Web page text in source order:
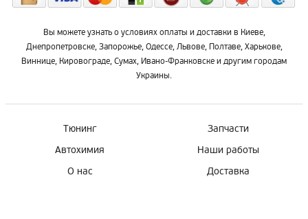
Вы можете узнать о условиях оплаты и доставки в Киеве,
Днепропетровске, Запорожье, Одессе, Львове, Полтаве, Харькове,
Виннице, Кировограде, Сумах, Ивано-Франковске и другим городам
Украины.
Тюнинг
Запчасти
Автохимия
Наши работы
О нас
Доставка